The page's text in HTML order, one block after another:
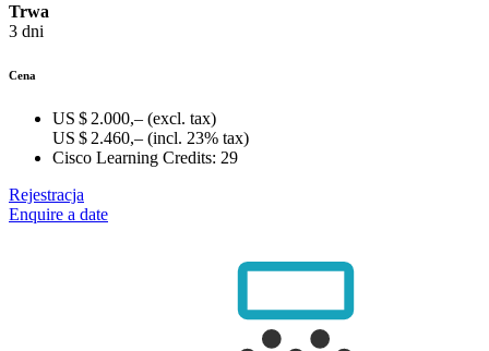
Trwa
3 dni
Cena
US $ 2.000,– (excl. tax)
US $ 2.460,– (incl. 23% tax)
Cisco Learning Credits: 29
Rejestracja
Enquire a date